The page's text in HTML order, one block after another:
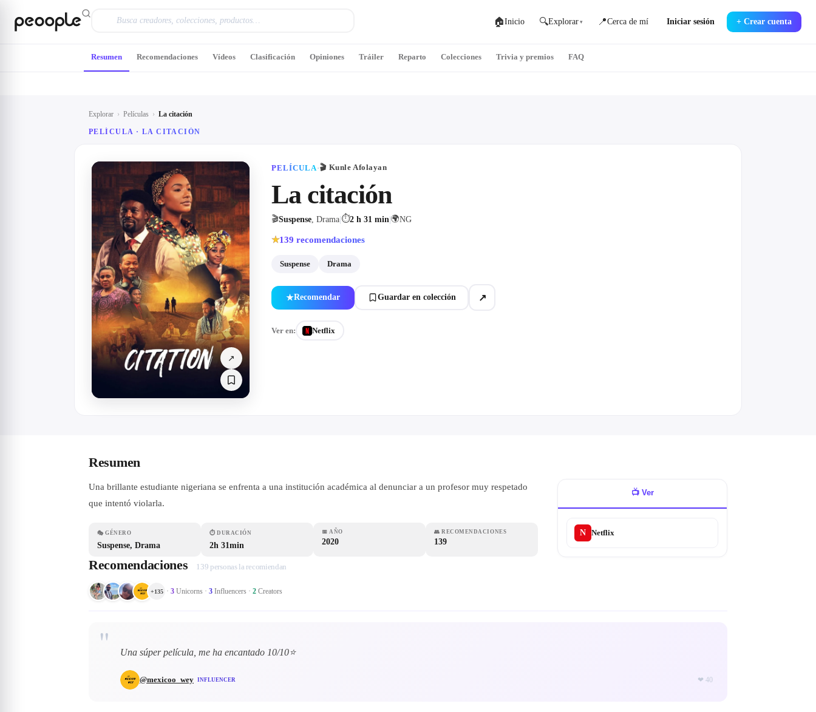
🏠Inicio 🔍Explorar ▾ 📍Cerca de mí Iniciar sesión + Crear cuenta
Explorar › Películas › La citación
PELÍCULA · LA CITACIÓN
↗
PELÍCULA·🎬 Kunle Afolayan
La citación
🎬Suspense, Drama ⏱2 h 31 min 🌍NG
★139 recomendaciones
Suspense Drama
★Recomendar Guardar en colección ↗
Ver en: Netflix
Resumen Recomendaciones Vídeos Clasificación Opiniones Tráiler Reparto Colecciones Trivia y premios FAQ
Resumen
Una brillante estudiante nigeriana se enfrenta a una institución académica al denunciar a un profesor muy respetado
que intentó violarla.
🎭 GÉNERO
Suspense, Drama
⏱ DURACIÓN
2h 31min
📅 AÑO
2020
👥 RECOMENDACIONES
139
📺 Ver
N Netflix
Recomendaciones 139 personas la recomiendan
+135 · 3 Unicorns · 3 Influencers · 2 Creators
" Una súper película, me ha encantado 10/10⭐️
@mexicoo_wey INFLUENCER ❤ 40